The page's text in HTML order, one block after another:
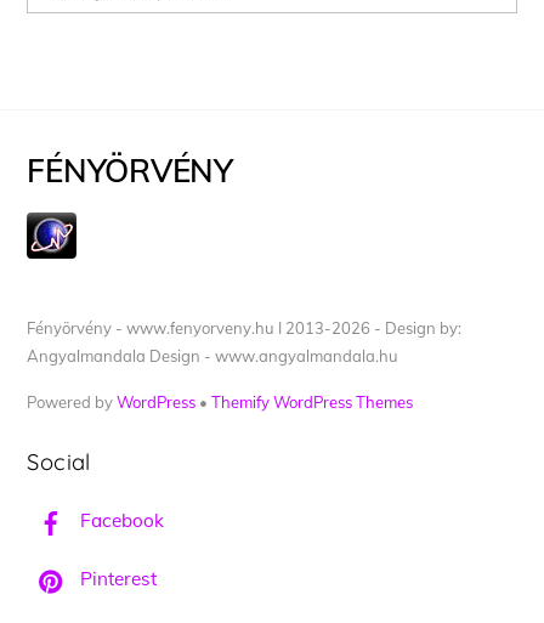
FÉNYÖRVÉNY
Fényörvény - www.fenyorveny.hu I 2013-2026 - Design by:
Angyalmandala Design - www.angyalmandala.hu
Powered byWordPress •Themify WordPress Themes
Social
Facebook
Pinterest